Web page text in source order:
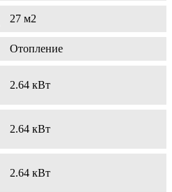
27 м2
Отопление
2.64 кВт
2.64 кВт
2.64 кВт